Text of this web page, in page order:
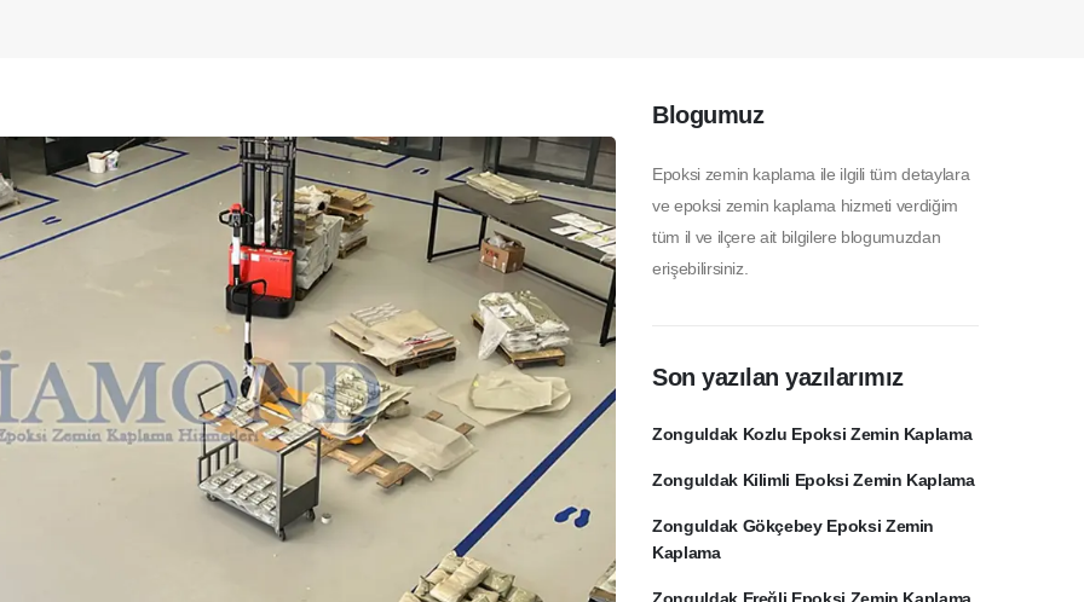
Blogumuz
Epoksi zemin kaplama ile ilgili tüm detaylara
ve epoksi zemin kaplama hizmeti verdiğim
tüm il ve ilçere ait bilgilere blogumuzdan
erişebilirsiniz.
Son yazılan yazılarımız
Zonguldak Kozlu Epoksi Zemin Kaplama
Zonguldak Kilimli Epoksi Zemin Kaplama
Zonguldak Gökçebey Epoksi Zemin
Kaplama